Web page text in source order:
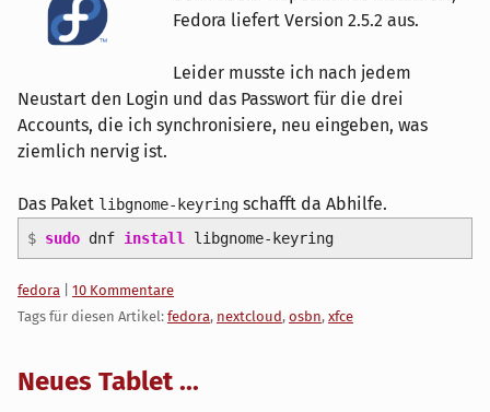
Fedora liefert Version 2.5.2 aus.
Leider musste ich nach jedem
Neustart den Login und das Passwort für die drei
Accounts, die ich synchronisiere, neu eingeben, was
ziemlich nervig ist.
Das Paket libgnome-keyring schafft da Abhilfe.
$ sudodnf install libgnome-keyring
Kategorien:
fedora
10 Kommentare
Tags für diesen Artikel: fedora, nextcloud, osbn, xfce
Neues Tablet ...